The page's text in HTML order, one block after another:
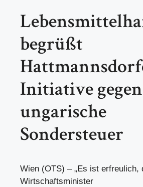
begrüßt
Initiative gegen
ungarische
Sondersteuer
Wien (OTS) – „Es ist erfreulich,
Wirtschaftsminister